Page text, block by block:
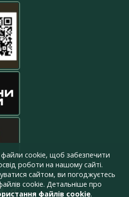
cookie, щоб забезпечити
роботи на нашому сайті.
сайтом, ви погоджуєтесь
cookie. Детальніше про
файлів cookie.